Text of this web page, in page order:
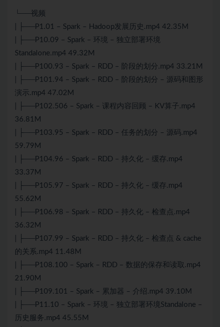
└──视频
| ├──P1.01 – Spark – Hadoop发展历史.mp4 42.35M
| ├──P10.09 – Spark – 环境 – 独立部署环境
Standalone.mp4 49.32M
| ├──P100.93 – Spark – RDD – 阶段的划分.mp4 33.21M
| ├──P101.94 – Spark – RDD – 阶段的划分 – 源码和图形
演示.mp4 47.02M
| ├──P102.506 – Spark – 课程内容回顾 – KV算子.mp4
36.81M
| ├──P103.95 – Spark – RDD – 任务的划分 – 源码.mp4
59.79M
| ├──P104.96 – Spark – RDD – 持久化 – 缓存.mp4
33.37M
| ├──P105.97 – Spark – RDD – 持久化 – 缓存.mp4
55.62M
| ├──P106.98 – Spark – RDD – 持久化 – 检查点.mp4
36.32M
| ├──P107.99 – Spark – RDD – 持久化 – 检查点 & cache
的关系.mp4 11.48M
| ├──P108.100 – Spark – RDD – 数据的保存和读取.mp4
21.90M
| ├──P109.101 – Spark – 累加器 – 介绍.mp4 39.10M
| ├──P11.10 – Spark – 环境 – 独立部署环境Standalone –
历史服务.mp4 45.55M